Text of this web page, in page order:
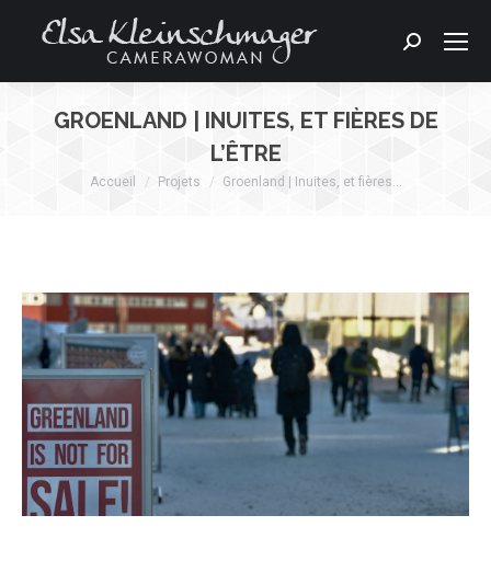
Search:
GROENLAND | INUITES, ET FIÈRES DE
L’ÊTRE
Vous êtes ici :
Accueil Projets Groenland | Inuites, et fières…